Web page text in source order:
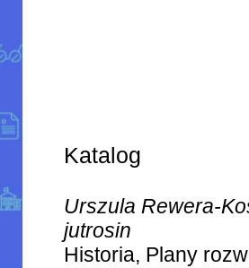
Katalog
Urszula Rewera-
jutrosin
Historia, Plany